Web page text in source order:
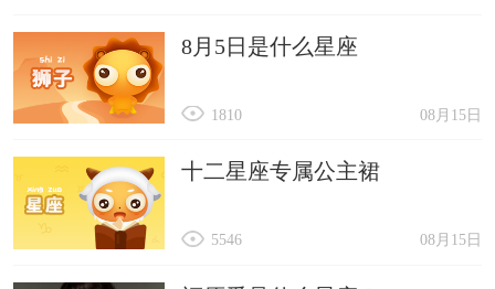
8月5日是什么星座
08月15日
1810
十二星座专属公主裙
08月15日
5546